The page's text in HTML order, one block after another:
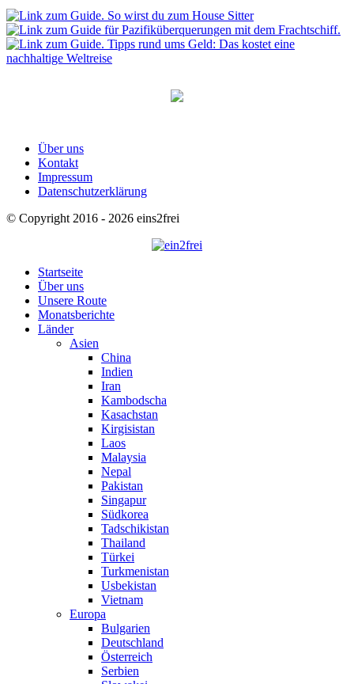
Über uns
Kontakt
Impressum
Datenschutzerklärung
© Copyright 2016 - 2026 eins2frei
Startseite
Über uns
Unsere Route
Monatsberichte
Länder
Asien
China
Indien
Iran
Kambodscha
Kasachstan
Kirgisistan
Laos
Malaysia
Nepal
Pakistan
Singapur
Südkorea
Tadschikistan
Thailand
Türkei
Turkmenistan
Usbekistan
Vietnam
Europa
Bulgarien
Deutschland
Österreich
Serbien